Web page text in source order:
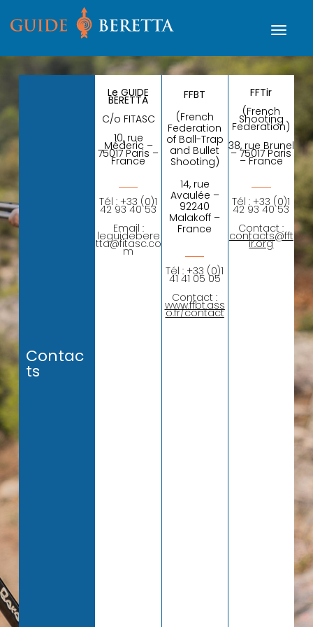
Contac
ts
Le GUIDE
BERETTA
C/o FITASC
10, rue
Méderic –
75017 Paris –
France
Tél : +33 (0)1
42 93 40 53
Email :
leguidebere
tta@fitasc.co
m
FFBT
(French
Federation
of Ball-Trap
and Bullet
Shooting)
14, rue
Avaulée –
92240
Malakoff –
France
Tél : +33 (0)1
41 41 05 05
Contact :
www.ffbt.ass
o.fr/contact
FFTir
(French
Shooting
Federation)
38, rue Brunel
– 75017 Paris
– France
Tél : +33 (0)1
42 93 40 53
Contact :
contacts@fft
ir.org